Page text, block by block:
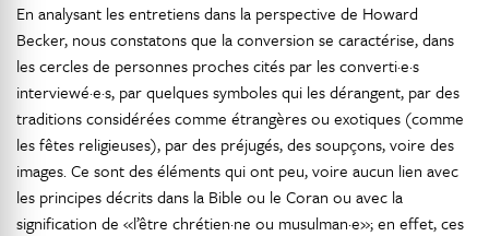
En analysant les entretiens dans la perspective de Howard
Becker, nous constatons que la conversion se caractérise, dans
les cercles de personnes proches cités par les converti·e·s
interviewé·e·s, par quelques symboles qui les dérangent, par des
traditions considérées comme étrangères ou exotiques (comme
les fêtes religieuses), par des préjugés, des soupçons, voire des
images. Ce sont des éléments qui ont peu, voire aucun lien avec
les principes décrits dans la Bible ou le Coran ou avec la
signification de «l’être chrétien·ne ou musulman·e»; en effet, ces